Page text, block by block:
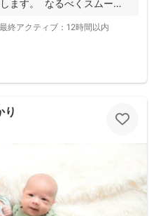
ます。 なるべくスムーズ
最終アクティブ： 12時間以内
り